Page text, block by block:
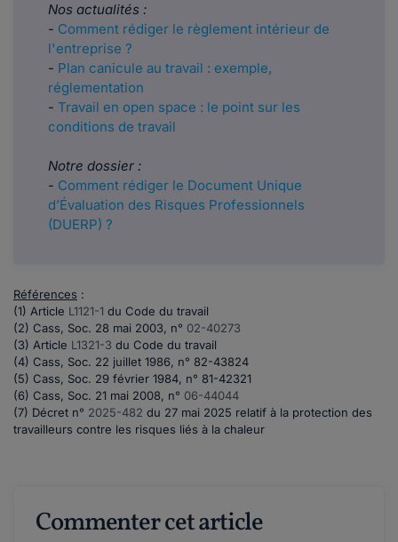
Nos actualités :
- Comment rédiger le règlement intérieur de
l'entreprise ?
- Plan canicule au travail : exemple,
réglementation
- Travail en open space : le point sur les
conditions de travail
Notre dossier :
- Comment rédiger le Document Unique
d’Évaluation des Risques Professionnels
(DUERP) ?
Références :
(1) Article L1121-1 du Code du travail
(2) Cass, Soc. 28 mai 2003, n° 02-40273
(3) Article L1321-3 du Code du travail
(4) Cass, Soc. 22 juillet 1986, n° 82-43824
(5) Cass, Soc. 29 février 1984, n° 81-42321
(6) Cass, Soc. 21 mai 2008, n° 06-44044
(7) Décret n° 2025-482 du 27 mai 2025 relatif à la protection des
travailleurs contre les risques liés à la chaleur
Commenter cet article